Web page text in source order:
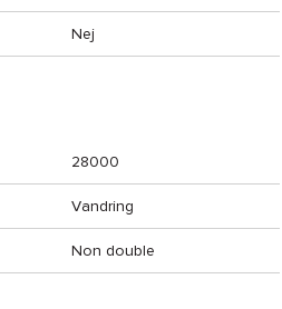
Nej
28000
Vandring
Non double